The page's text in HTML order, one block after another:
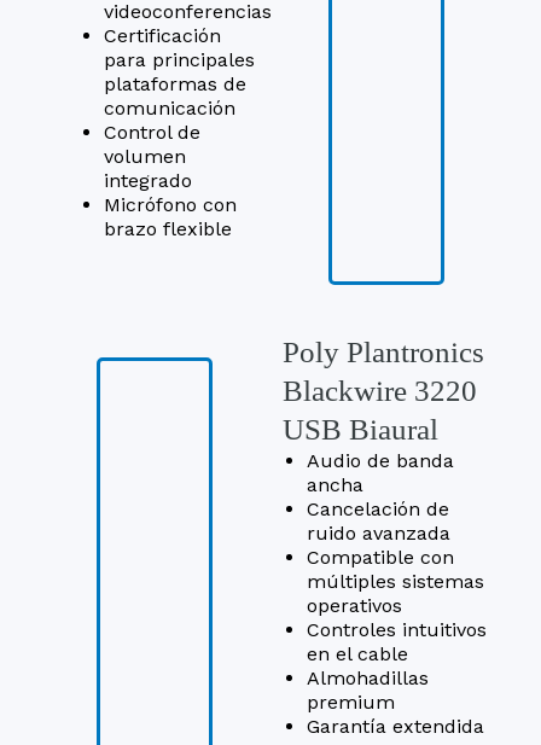
videoconferencias
Certificación
para principales
plataformas de
comunicación
Control de
volumen
integrado
Micrófono con
brazo flexible
Poly Plantronics
Blackwire 3220
USB Biaural
Audio de banda
ancha
Cancelación de
ruido avanzada
Compatible con
múltiples sistemas
operativos
Controles intuitivos
en el cable
Almohadillas
premium
Garantía extendida